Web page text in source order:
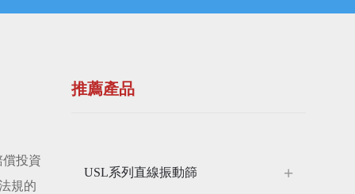
投資
規的
推薦產品
USL系列直線振動篩